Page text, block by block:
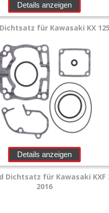
Details anzeigen
Dichtsatz für Kawasaki KX
Details anzeigen
Dichtsatz für Kawasaki KXF
2016